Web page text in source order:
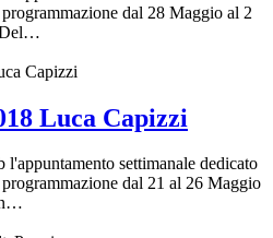
dal 28 Maggio al 2
…
Luca Capizzi
l'appuntamento settimanale dedicato
dal 21 al 26 Maggio
…